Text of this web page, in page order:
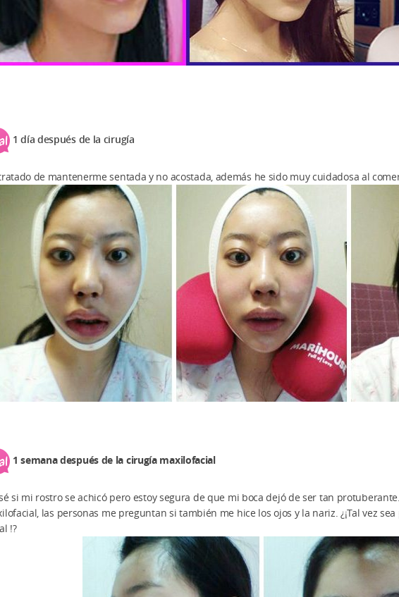
1 día después de la cirugía
de mantenerme sentada y no acostada, además he sido muy cuidadosa al
1 semana después de la cirugía maxilofacial
si mi rostro se achicó pero estoy segura de que mi boca dejó de ser tan
las personas me preguntan si también me hice los ojos y la nariz. ¿¡Tal vez
!?